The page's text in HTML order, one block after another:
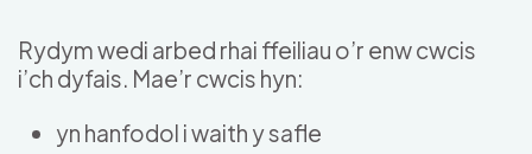
Rydym wedi arbed rhai ffeiliau o’r enw cwcis
i’ch dyfais. Mae’r cwcis hyn:
yn hanfodol i waith y safle